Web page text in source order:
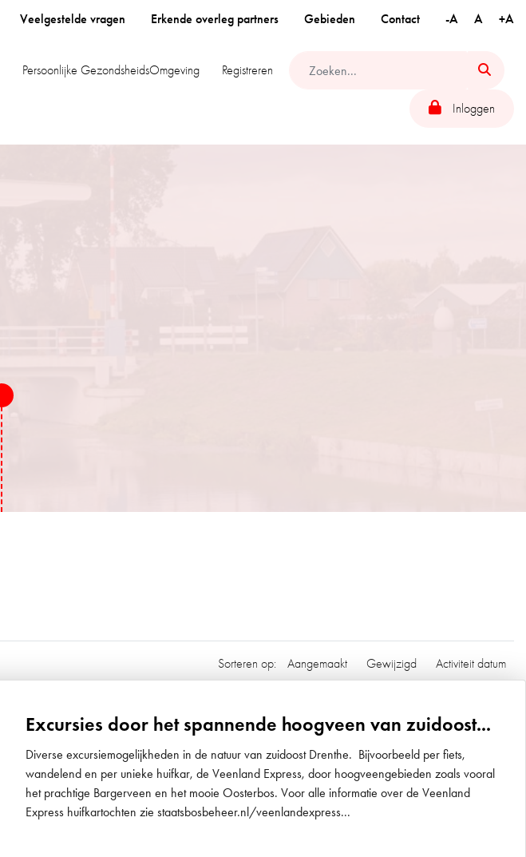
Veelgestelde vragen Erkende overleg partners Gebieden Contact -A A +A
Persoonlijke GezondsheidsOmgeving Registreren
Inloggen
Sorteren op: Aangemaakt Gewijzigd Activiteit datum
Excursies door het spannende hoogveen van zuidoost...
Diverse excursiemogelijkheden in de natuur van zuidoost Drenthe. Bijvoorbeeld per fiets,
wandelend en per unieke huifkar, de Veenland Express, door hoogveengebieden zoals vooral
het prachtige Bargerveen en het mooie Oosterbos. Voor alle informatie over de Veenland
Express huifkartochten zie staatsbosbeheer.nl/veenlandexpress...